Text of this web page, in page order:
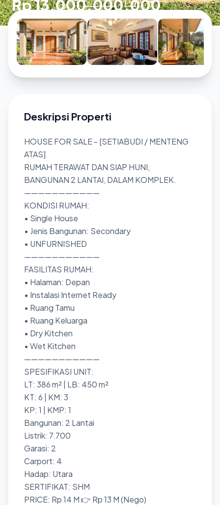
Rp 13.000.000.000
Deskripsi Properti
HOUSE FOR SALE - [SETIABUDI / MENTENG
ATAS]
RUMAH TERAWAT DAN SIAP HUNI,
BANGUNAN 2 LANTAI, DALAM KOMPLEK.
———————————
KONDISI RUMAH:
• Single House
• Jenis Bangunan: Secondary
• UNFURNISHED
———————————
FASILITAS RUMAH:
• Halaman: Depan
• Instalasi Internet Ready
• Ruang Tamu
• Ruang Keluarga
• Dry Kitchen
• Wet Kitchen
———————————
SPESIFIKASI UNIT:
LT: 386 m² | LB: 450 m²
KT: 6 | KM: 3
KP: 1 | KMP: 1
Bangunan: 2 Lantai
Listrik: 7.700
Garasi: 2
Carport: 4
Hadap: Utara
SERTIFIKAT: SHM
PRICE: Rp 14 M 👉 Rp 13 M (Nego)